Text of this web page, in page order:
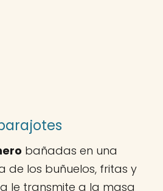
bañadas en una
de los buñuelos, fritas y
le transmite a la masa